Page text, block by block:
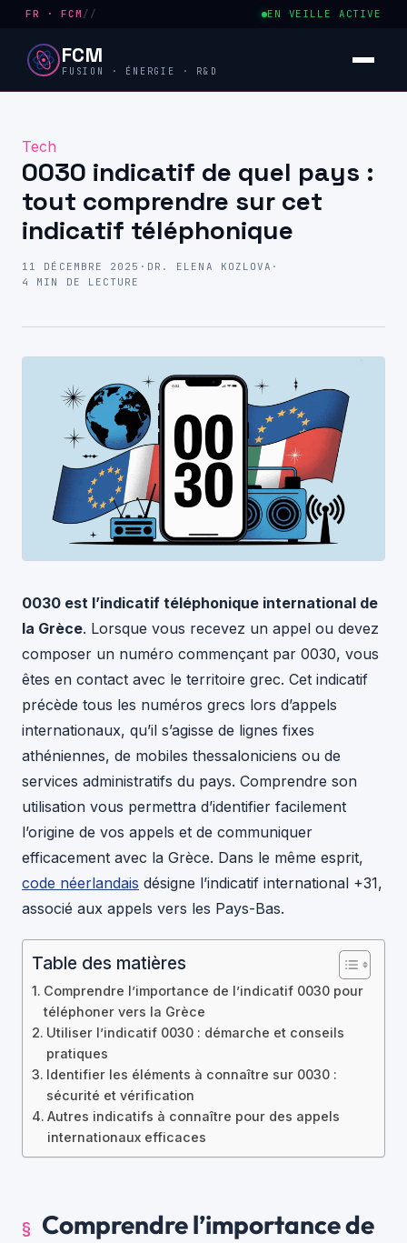
FR · FCM // EN VEILLE ACTIVE
FCM
FUSION · ÉNERGIE · R&D
Tech
0030 indicatif de quel pays :
tout comprendre sur cet
indicatif téléphonique
11 DÉCEMBRE 2025 · DR. ELENA KOZLOVA ·
4 MIN DE LECTURE
0030 est l’indicatif téléphonique international de
la Grèce. Lorsque vous recevez un appel ou devez
composer un numéro commençant par 0030, vous
êtes en contact avec le territoire grec. Cet indicatif
précède tous les numéros grecs lors d’appels
internationaux, qu’il s’agisse de lignes fixes
athéniennes, de mobiles thessaloniciens ou de
services administratifs du pays. Comprendre son
utilisation vous permettra d’identifier facilement
l’origine de vos appels et de communiquer
efficacement avec la Grèce. Dans le même esprit,
code néerlandais désigne l’indicatif international +31,
associé aux appels vers les Pays-Bas.
Table des matières
Comprendre l’importance de l’indicatif 0030 pour
téléphoner vers la Grèce
Utiliser l’indicatif 0030 : démarche et conseils
pratiques
Identifier les éléments à connaître sur 0030 :
sécurité et vérification
Autres indicatifs à connaître pour des appels
internationaux efficaces
Comprendre l’importance de